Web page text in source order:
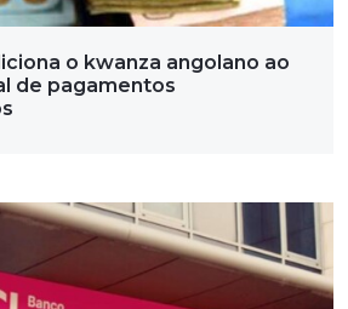
o kwanza angolano ao
de pagamentos